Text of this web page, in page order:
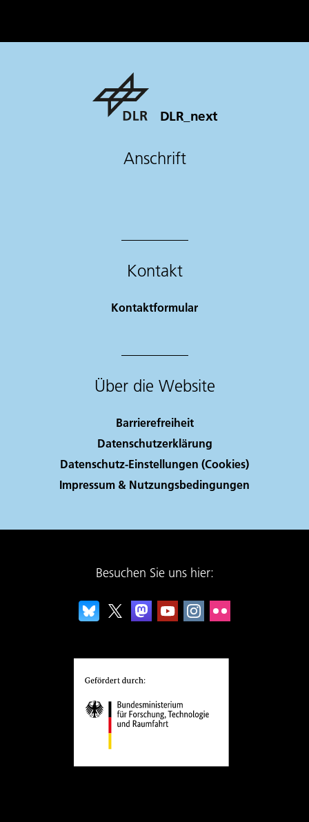
DLR_next
Anschrift
Kontakt
Kontaktformular
Über die Website
Barrierefreiheit
Datenschutzerklärung
Datenschutz-Einstellungen (Cookies)
Impressum & Nutzungsbedingungen
Besuchen Sie uns hier: